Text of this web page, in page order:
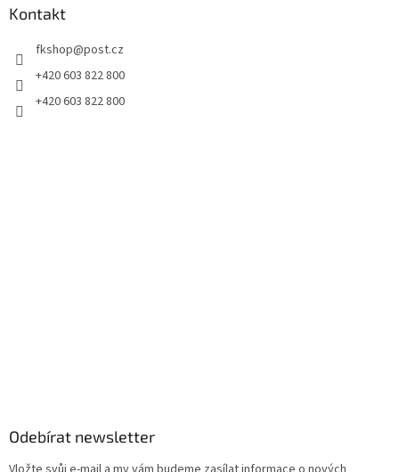
Kontakt
fkshop@post.cz
+420 603 822 800
+420 603 822 800
Odebírat newsletter